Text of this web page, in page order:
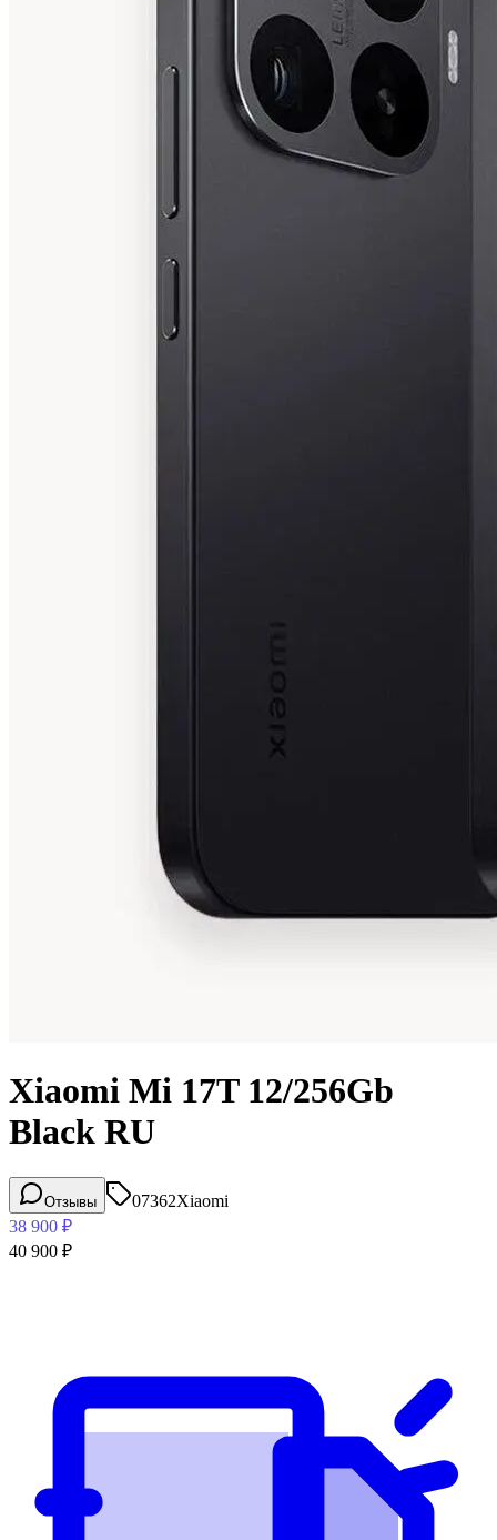
Xiaomi Mi 17T 12/256Gb
Black RU
Отзывы 07362Xiaomi
38 900 ₽
40 900 ₽